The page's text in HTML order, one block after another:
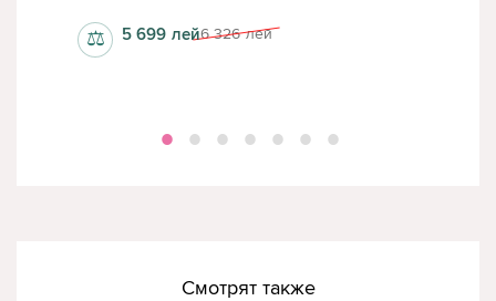
6 326 лей
5 699 лей
⚖
Смотрят также